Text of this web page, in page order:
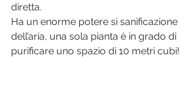
diretta.
Ha un enorme potere si sanificazione
dell’aria, una sola pianta è in grado di
purificare uno spazio di 10 metri cubi!